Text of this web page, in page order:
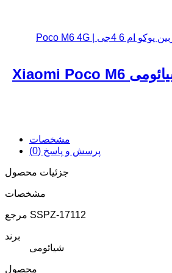
شیشه دوربین شیائومی Xiaomi Poco M6
مشخصات
پرسش و پاسخ (0)
جزئیات محصول
مشخصات
SSPZ-17112
برند
شیائومی
محصول